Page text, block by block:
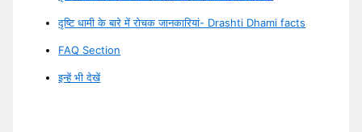
दृष्टि धामी के बारे में रोचक जानकारियां- Drashti Dhami facts
FAQ Section
इन्हें भी देखें